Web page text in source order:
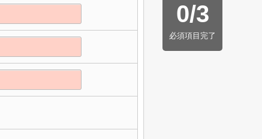
0/3
必須項目完了